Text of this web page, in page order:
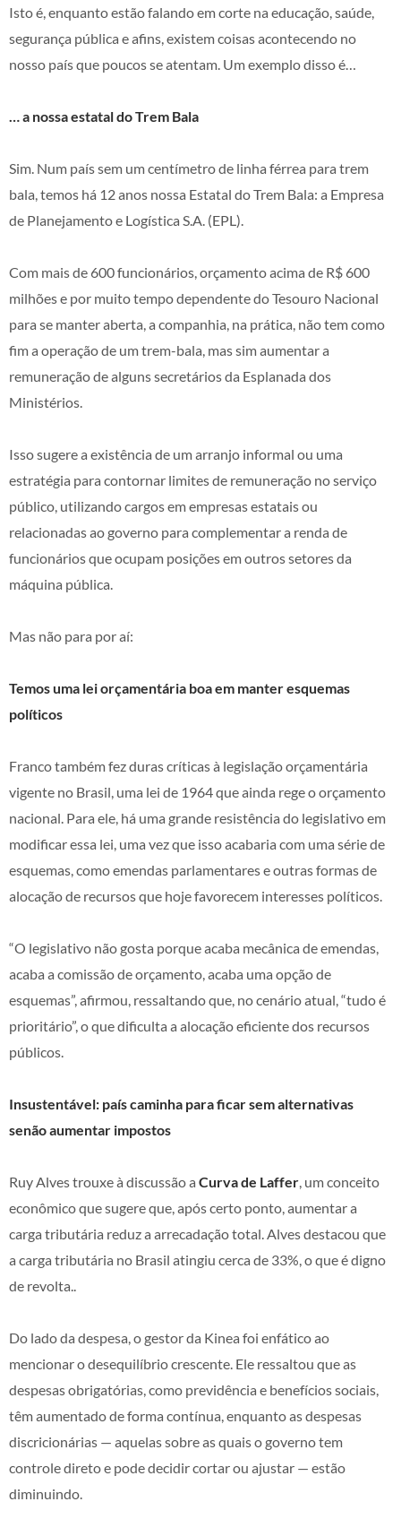
Isto é, enquanto estão falando em corte na educação, saúde,
segurança pública e afins, existem coisas acontecendo no
nosso país que poucos se atentam. Um exemplo disso é…
… a nossa estatal do Trem Bala
Sim. Num país sem um centímetro de linha férrea para trem
bala, temos há 12 anos nossa Estatal do Trem Bala: a Empresa
de Planejamento e Logística S.A. (EPL).
Com mais de 600 funcionários, orçamento acima de R$ 600
milhões e por muito tempo dependente do Tesouro Nacional
para se manter aberta, a companhia, na prática, não tem como
fim a operação de um trem-bala, mas sim aumentar a
remuneração de alguns secretários da Esplanada dos
Ministérios.
Isso sugere a existência de um arranjo informal ou uma
estratégia para contornar limites de remuneração no serviço
público, utilizando cargos em empresas estatais ou
relacionadas ao governo para complementar a renda de
funcionários que ocupam posições em outros setores da
máquina pública.
Mas não para por aí:
Temos uma lei orçamentária boa em manter esquemas
políticos
Franco também fez duras críticas à legislação orçamentária
vigente no Brasil, uma lei de 1964 que ainda rege o orçamento
nacional. Para ele, há uma grande resistência do legislativo em
modificar essa lei, uma vez que isso acabaria com uma série de
esquemas, como emendas parlamentares e outras formas de
alocação de recursos que hoje favorecem interesses políticos.
“O legislativo não gosta porque acaba mecânica de emendas,
acaba a comissão de orçamento, acaba uma opção de
esquemas”, afirmou, ressaltando que, no cenário atual, “tudo é
prioritário”, o que dificulta a alocação eficiente dos recursos
públicos.
Insustentável: país caminha para ficar sem alternativas
senão aumentar impostos
Ruy Alves trouxe à discussão a Curva de Laffer, um conceito
econômico que sugere que, após certo ponto, aumentar a
carga tributária reduz a arrecadação total. Alves destacou que
a carga tributária no Brasil atingiu cerca de 33%, o que é digno
de revolta..
Do lado da despesa, o gestor da Kinea foi enfático ao
mencionar o desequilíbrio crescente. Ele ressaltou que as
despesas obrigatórias, como previdência e benefícios sociais,
têm aumentado de forma contínua, enquanto as despesas
discricionárias — aquelas sobre as quais o governo tem
controle direto e pode decidir cortar ou ajustar — estão
diminuindo.